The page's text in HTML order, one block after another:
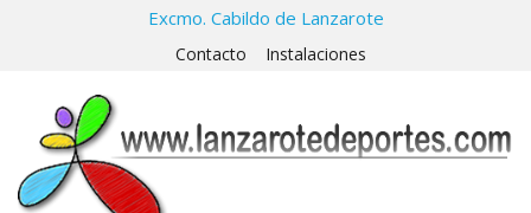
Excmo. Cabildo de Lanzarote
Contacto Instalaciones